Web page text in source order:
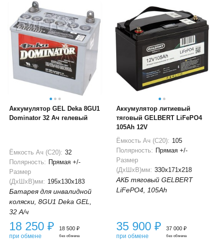
Аккумулятор GEL Deka 8GU1
Dominator 32 Ач гелевый
Ёмкость Ач (С20): 32
Полярность: Прямая +/-
Размер
(ДхШхВ)мм: 195x130x183
Батарея для инвалидной
коляски, 8GU1 Deka GEL,
32 А/ч
18 250 ₽
при обмене
18 500 ₽
без обмена
Аккумулятор литиевый
тяговый GELBERT LiFePO4
105Ah 12V
Ёмкость Ач (С20): 105
Полярность: Прямая +/-
Размер
(ДхШхВ)мм: 330x171x218
АКБ тяговый GELBERT
LiFePO4, 105Ah
35 900 ₽
при обмене
37 000 ₽
без обмена